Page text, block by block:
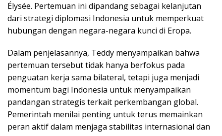
Élysée. Pertemuan ini dipandang sebagai kelanjutan
dari strategi diplomasi Indonesia untuk memperkuat
hubungan dengan negara-negara kunci di Eropa.
Dalam penjelasannya, Teddy menyampaikan bahwa
pertemuan tersebut tidak hanya berfokus pada
penguatan kerja sama bilateral, tetapi juga menjadi
momentum bagi Indonesia untuk menyampaikan
pandangan strategis terkait perkembangan global.
Pemerintah menilai penting untuk terus memainkan
peran aktif dalam menjaga stabilitas internasional dan